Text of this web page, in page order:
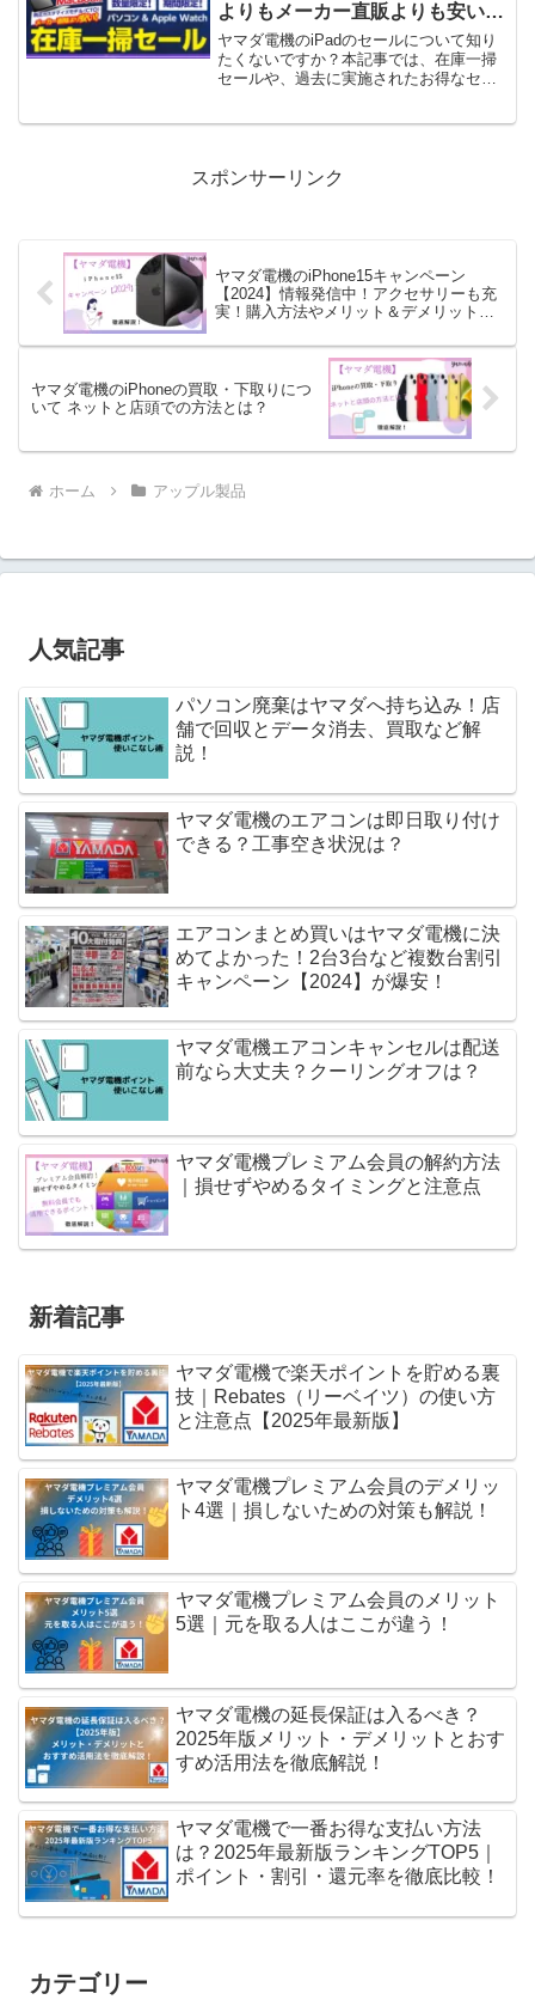
よりもメーカー直販よりも安い？
過去のセールや無金利分割なども
必見！
ヤマダ電機のiPadのセールについて知り
たくないですか？本記事では、在庫一掃
セールや、過去に実施されたお得なセー
い。
スポンサーリンク
ヤマダ電機のiPhone15キャンペーン
【2024】情報発信中！アクセサリーも充
実！購入方法やメリット＆デメリット、
ヤマダ電機のiPhoneの買取・下取りにつ
いて ネットと店頭での方法とは？
ホーム アップル製品
人気記事
パソコン廃棄はヤマダへ持ち込み！店
舗で回収とデータ消去、買取など解
説！
ヤマダ電機のエアコンは即日取り付け
できる？工事空き状況は？
エアコンまとめ買いはヤマダ電機に決
めてよかった！2台3台など複数台割引
キャンペーン【2024】が爆安！
ヤマダ電機エアコンキャンセルは配送
前なら大丈夫？クーリングオフは？
ヤマダ電機プレミアム会員の解約方法
｜損せずやめるタイミングと注意点
新着記事
ヤマダ電機で楽天ポイントを貯める裏
技｜Rebates（リーベイツ）の使い方
と注意点【2025年最新版】
ヤマダ電機プレミアム会員のデメリッ
ト4選｜損しないための対策も解説！
ヤマダ電機プレミアム会員のメリット
5選｜元を取る人はここが違う！
ヤマダ電機の延長保証は入るべき？
2025年版メリット・デメリットとおす
すめ活用法を徹底解説！
ヤマダ電機で一番お得な支払い方法
は？2025年最新版ランキングTOP5｜
ポイント・割引・還元率を徹底比較！
カテゴリー